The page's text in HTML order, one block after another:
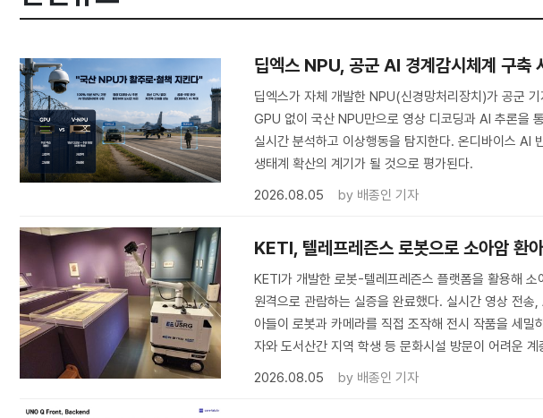
딥엑스 NPU, 공군 AI 경계감시체계 구축
딥엑스가 자체 개발한 NPU(신경망처리장치)가 공군
GPU 없이 국산 NPU만으로 영상 디코딩과 AI 추론을
실시간 분석하고 이상행동을 탐지한다. 온디바이스 AI
생태계 확산의 계기가 될 것으로 평가된다.
2026.08.05
by 배종인 기자
KETI, 텔레프레즌스 로봇으로 소아암 환
KETI가 개발한 로봇-텔레프레즌스 플랫폼을 활용해
원격으로 관람하는 실증을 완료했다. 실시간 영상 전
아들이 로봇과 카메라를 직접 조작해 전시 작품을 세
자와 도서산간 지역 학생 등 문화시설 방문이 어려운
2026.08.05
by 배종인 기자